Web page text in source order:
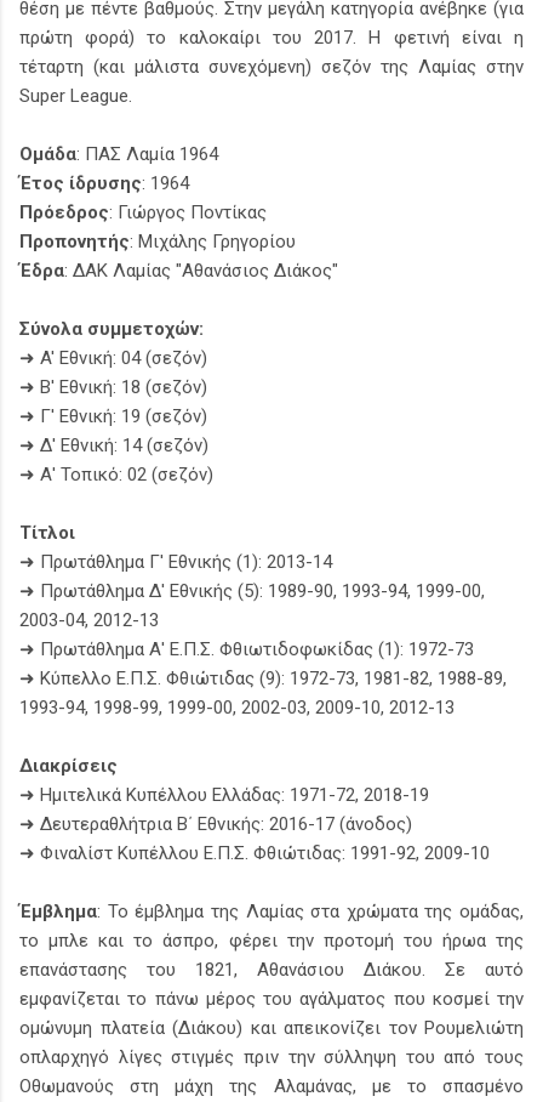
θέση με πέντε βαθμούς. Στην μεγάλη κατηγορία ανέβηκε (για
πρώτη φορά) το καλοκαίρι του 2017. Η φετινή είναι η
τέταρτη (και μάλιστα συνεχόμενη) σεζόν της Λαμίας στην
Super League.
Ομάδα: ΠΑΣ Λαμία 1964
Έτος ίδρυσης: 1964
Πρόεδρος: Γιώργος Ποντίκας
Προπονητής: Μιχάλης Γρηγορίου
Έδρα: ΔΑΚ Λαμίας "Αθανάσιος Διάκος"
Σύνολα συμμετοχών:
➜ A' Εθνική: 04 (σεζόν)
➜ Β' Εθνική: 18 (σεζόν)
➜ Γ' Εθνική: 19 (σεζόν)
➜ Δ' Εθνική: 14 (σεζόν)
➜ Α' Τοπικό: 02 (σεζόν)
Τίτλοι
➜ Πρωτάθλημα Γ' Εθνικής (1): 2013-14
➜ Πρωτάθλημα Δ' Εθνικής (5): 1989-90, 1993-94, 1999-00,
2003-04, 2012-13
➜ Πρωτάθλημα Α' Ε.Π.Σ. Φθιωτιδοφωκίδας (1): 1972-73
➜ Κύπελλο Ε.Π.Σ. Φθιώτιδας (9): 1972-73, 1981-82, 1988-89,
1993-94, 1998-99, 1999-00, 2002-03, 2009-10, 2012-13
Διακρίσεις
➜ Ημιτελικά Κυπέλλου Ελλάδας: 1971-72, 2018-19
➜ Δευτεραθλήτρια Β΄ Εθνικής: 2016-17 (άνοδος)
➜ Φιναλίστ Κυπέλλου Ε.Π.Σ. Φθιώτιδας: 1991-92, 2009-10
Έμβλημα: Το έμβλημα της Λαμίας στα χρώματα της ομάδας,
το μπλε και το άσπρο, φέρει την προτομή του ήρωα της
επανάστασης του 1821, Αθανάσιου Διάκου. Σε αυτό
εμφανίζεται το πάνω μέρος του αγάλματος που κοσμεί την
ομώνυμη πλατεία (Διάκου) και απεικονίζει τον Ρουμελιώτη
οπλαρχηγό λίγες στιγμές πριν την σύλληψη του από τους
Οθωμανούς στη μάχη της Αλαμάνας, με το σπασμένο